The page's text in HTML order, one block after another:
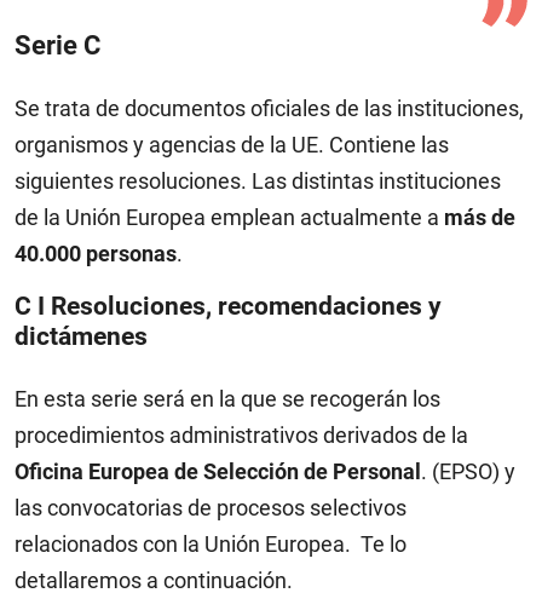
Serie C
Se trata de documentos oficiales de las instituciones,
organismos y agencias de la UE. Contiene las
siguientes resoluciones. Las distintas instituciones
de la Unión Europea emplean actualmente a más de
40.000 personas.
C I Resoluciones, recomendaciones y
dictámenes
En esta serie será en la que se recogerán los
procedimientos administrativos derivados de la
Oficina Europea de Selección de Personal. (EPSO) y
las convocatorias de procesos selectivos
relacionados con la Unión Europea. Te lo
detallaremos a continuación.